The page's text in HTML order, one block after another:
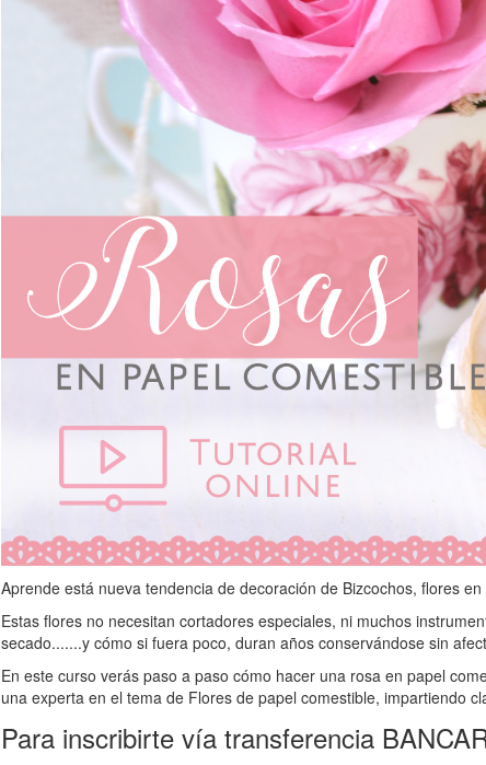
Aprende está nueva tendencia de decoración de Bizcochos, flores
Estas flores no necesitan cortadores especiales, ni muchos
secado.......y cómo si fuera poco, duran años conservándose sin
En este curso verás paso a paso cómo hacer una rosa en papel
una experta en el tema de Flores de papel comestible, impartiendo
Para inscribirte vía transferencia